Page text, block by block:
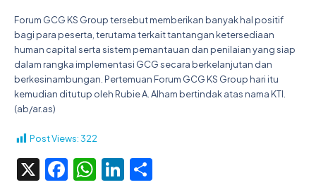
Forum GCG KS Group tersebut memberikan banyak hal positif
bagi para peserta, terutama terkait tantangan ketersediaan
human capital serta sistem pemantauan dan penilaian yang siap
dalam rangka implementasi GCG secara berkelanjutan dan
berkesinambungan. Pertemuan Forum GCG KS Group hari itu
kemudian ditutup oleh Rubie A. Alham bertindak atas nama KTI.
(ab/ar.as)
Post Views:322
X Facebook
WhatsApp
LinkedIn